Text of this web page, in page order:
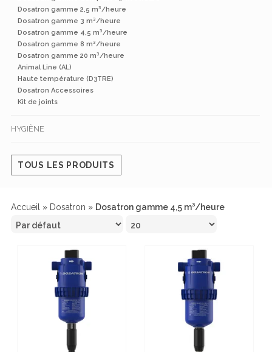
Dosatron gamme 2,5 m³/heure
Dosatron gamme 3 m³/heure
Dosatron gamme 4,5 m³/heure
Dosatron gamme 8 m³/heure
Dosatron gamme 20 m³/heure
Animal Line (AL)
Haute température (D3TRE)
Dosatron Accessoires
Kit de joints
HYGIÈNE
TOUS LES PRODUITS
Accueil » Dosatron » Dosatron gamme 4,5 m³/heure